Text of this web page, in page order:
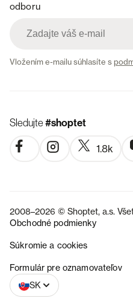
odboru
Vložením e-mailu súhlasíte s
Sledujte#shoptet
1.8k
2008–2026 © Shoptet, a.s.
Obchodné podmienky
Súkromie a cookies
Formulár pre oznamovateľov
SK